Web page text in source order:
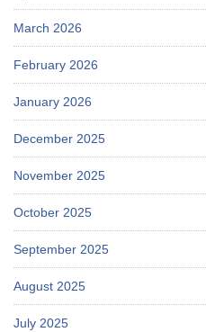
March 2026
February 2026
January 2026
December 2025
November 2025
October 2025
September 2025
August 2025
July 2025